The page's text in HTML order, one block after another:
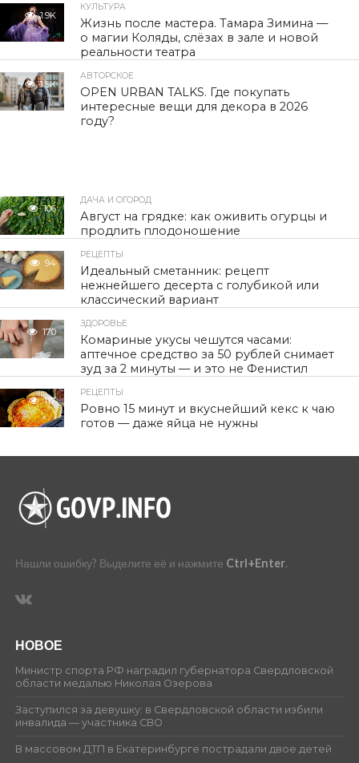
1.9K
КУЛЬТУРА
Жизнь после мастера. Тамара Зимина —
о магии Коляды, слёзах в зале и новой
реальности театра
1.5K
АВТОРСКОЕ
OPEN URBAN TALKS. Где покупать
интересные вещи для декора в 2026
году?
106
ДАЧА И ОГОРОД
Август на грядке: как оживить огурцы и
продлить плодоношение
94
РЕЦЕПТЫ
Идеальный сметанник: рецепт
нежнейшего десерта с голубикой или
классический вариант
170
ЗДОРОВЬЕ
Комариные укусы чешутся часами:
аптечное средство за 50 рублей снимает
зуд за 2 минуты — и это не Фенистил
117
РЕЦЕПТЫ
Ровно 15 минут и вкуснейший кекс к чаю
готов — даже яйца не нужны
Нашли ошибку? Выделите её и нажмите Ctrl+Enter.
НОВОЕ
Министр спорта РФ наградил губернатора Свердловской
области медалью Николая Озерова
Заступился за девушку: в Свердловской области избили
инвалида — участника СВО
В массовом ДТП в Екатеринбурге пострадали двое детей